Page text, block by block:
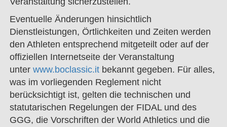
Eventuelle Änderungen hinsichtlich
Dienstleistungen, Örtlichkeiten und Zeiten werden
den Athleten entsprechend mitgeteilt oder auf der
offiziellen Internetseite der Veranstaltung
unterwww.boclassic.it bekannt gegeben. Für alles,
was im vorliegenden Reglement nicht
berücksichtigt ist, gelten die technischen und
statutarischen Regelungen der FIDAL und des
GGG, die Vorschriften der World Athletics und die